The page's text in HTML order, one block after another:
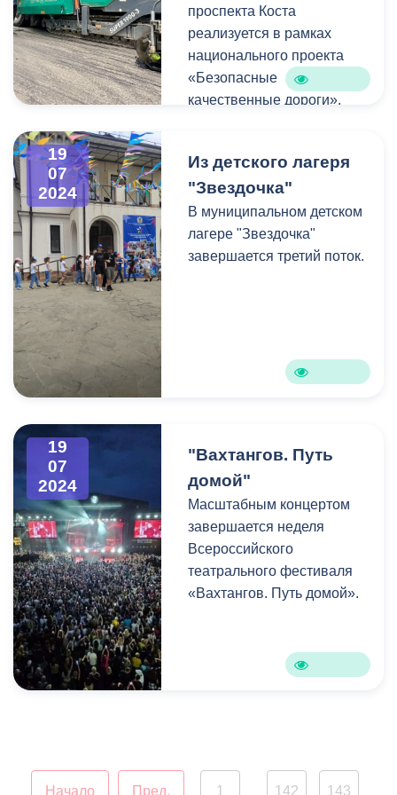
проспекта Коста
реализуется в рамках
национального проекта
«Безопасные
качественные дороги».
текущего года,
протяженность его
составляет 1,150 метров.
19
07
2024
Из детского лагеря
"Звездочка"
В муниципальном детском
лагере "Звездочка"
завершается третий поток.
19
07
2024
"Вахтангов. Путь
домой"
Масштабным концертом
завершается неделя
Всероссийского
театрального фестиваля
«Вахтангов. Путь домой».
Начало Пред.
1
142 143